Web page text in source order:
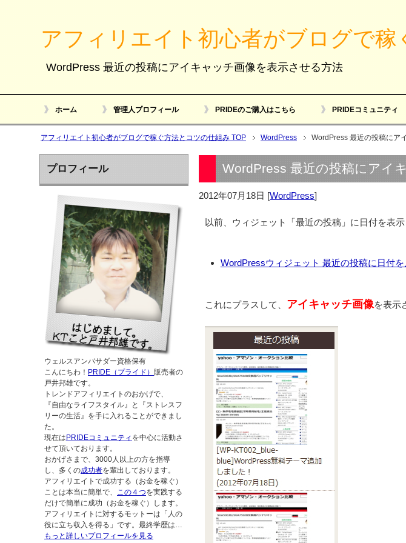
アフィリエイト初心者がブログで稼
WordPress 最近の投稿にアイキャッチ画像を表示させる方法
ホーム 管理人プロフィール PRIDEのご購入はこちら PRIDEコミュニティ
アフィリエイト初心者がブログで稼ぐ方法とコツの仕組み TOP WordPress WordPress 最近の投稿にア
WordPress 最近の投稿にアイ
2012年07月18日 [WordPress]
以前、ウィジェット「最近の投稿」に日付を表
WordPressウィジェット 最近の投稿に日付
これにプラスして、 アイキャッチ画像を表示
プロフィール
ウェルスアンバサダー資格保有
こんにちわ！ PRIDE（プライド） 販売者の
戸井邦雄です。
トレンドアフィリエイトのおかげで、
『自由なライフスタイル』と『ストレスフ
リーの生活』を手に入れることができまし
た。
現在はPRIDEコミュニティ を中心に活動さ
せて頂いております。
おかげさまで、3000人以上の方を指導
し、多くの成功者を輩出しております。
アフィリエイトで成功する（お金を稼ぐ）
ことは本当に簡単で、
この４つを実践する
だけで簡単に成功（お金を稼ぐ）します。
アフィリエイトに対するモットーは「人の
役に立ち収入を得る」です。最終学歴は…
もっと詳しいプロフィールを見る